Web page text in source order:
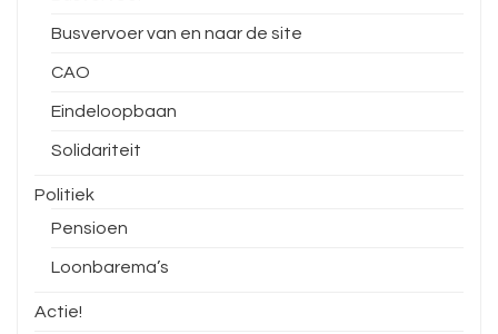
Busvervoer van en naar de site
CAO
Eindeloopbaan
Solidariteit
Politiek
Pensioen
Loonbarema’s
Actie!